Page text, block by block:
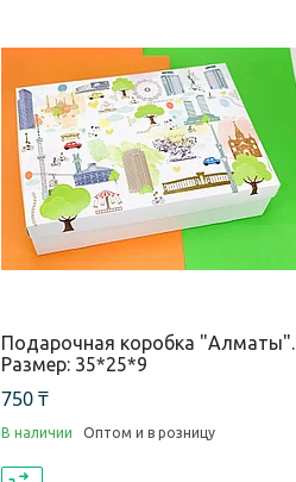
Подарочная коробка "Алматы".
Размер: 35*25*9
750 ₸
В наличии Оптом и в розницу